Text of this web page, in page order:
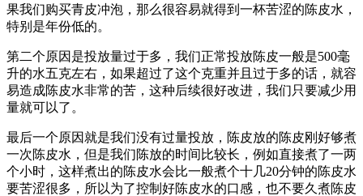
果我们购买青皮冲泡，那么很容易就得到一杯苦涩的陈皮水，
特别是年份低的。
第二个原因是投放量过于多，我们正常投放陈皮一般是500毫
升的水五克左右，如果超过了这个克重并且过于多的话，就容
易造成陈皮水非常的苦，这种后续很好改进，我们只要减少用
量就可以了。
最后一个原因就是我们没有过量投放，陈皮放的陈皮刚好够煮
一次陈皮水，但是我们陈放的时间比较长，例如直接煮了一两
个小时，这样煮出的陈皮水会比一般煮个十几20分钟的陈皮水
要苦涩很多，所以为了控制好陈皮水的口感，也不要久煮陈皮